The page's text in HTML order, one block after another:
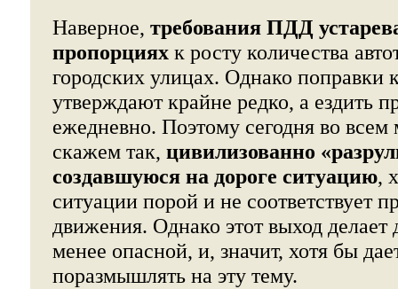
Наверное, требования ПДД
пропорциях к росту количества
городских улицах. Однако поправки
утверждают крайне редко, а ездить
ежедневно. Поэтому сегодня во всем
скажем так, цивилизованно
создавшуюся на дороге ситуацию,
ситуации порой и не соответствует
движения. Однако этот выход
менее опасной, и, значит, хотя бы
поразмышлять на эту тему.